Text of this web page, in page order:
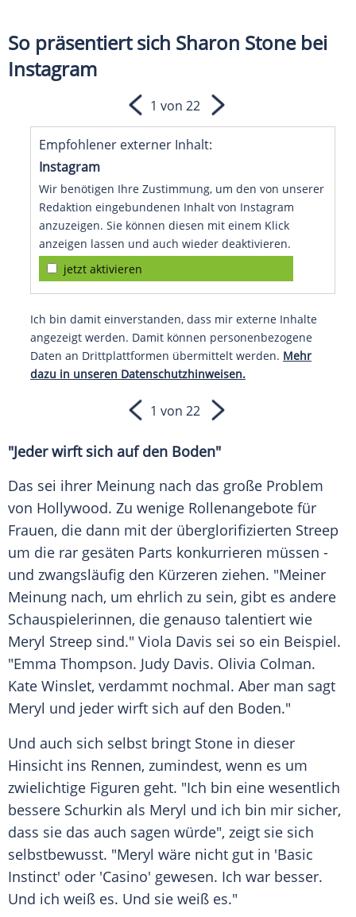
So präsentiert sich Sharon Stone bei
Instagram
Empfohlener externer Inhalt:
Instagram
Wir benötigen Ihre Zustimmung, um den von unserer
Redaktion eingebundenen Inhalt von Instagram
anzuzeigen. Sie können diesen mit einem Klick
anzeigen lassen und auch wieder deaktivieren.
jetzt aktivieren
Ich bin damit einverstanden, dass mir externe Inhalte
angezeigt werden. Damit können personenbezogene
Daten an Drittplattformen übermittelt werden. Mehr
dazu in unseren Datenschutzhinweisen.
1 von 22
1 von 22
"Jeder wirft sich auf den Boden"
Das sei ihrer Meinung nach das große Problem
von Hollywood. Zu wenige Rollenangebote für
Frauen, die dann mit der überglorifizierten Streep
um die rar gesäten Parts konkurrieren müssen -
und zwangsläufig den Kürzeren ziehen. "Meiner
Meinung nach, um ehrlich zu sein, gibt es andere
Schauspielerinnen, die genauso talentiert wie
Meryl Streep sind." Viola Davis sei so ein Beispiel.
"Emma Thompson. Judy Davis. Olivia Colman.
Kate Winslet, verdammt nochmal. Aber man sagt
Meryl und jeder wirft sich auf den Boden."
Und auch sich selbst bringt Stone in dieser
Hinsicht ins Rennen, zumindest, wenn es um
zwielichtige Figuren geht. "Ich bin eine wesentlich
bessere Schurkin als Meryl und ich bin mir sicher,
dass sie das auch sagen würde", zeigt sie sich
selbstbewusst. "Meryl wäre nicht gut in 'Basic
Instinct' oder 'Casino' gewesen. Ich war besser.
Und ich weiß es. Und sie weiß es."